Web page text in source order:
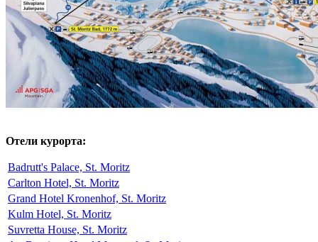
Отели курорта:
Badrutt's Palace, St. Moritz
Carlton Hotel, St. Moritz
Grand Hotel Kronenhof, St. Moritz
Kulm Hotel, St. Moritz
Suvretta House, St. Moritz